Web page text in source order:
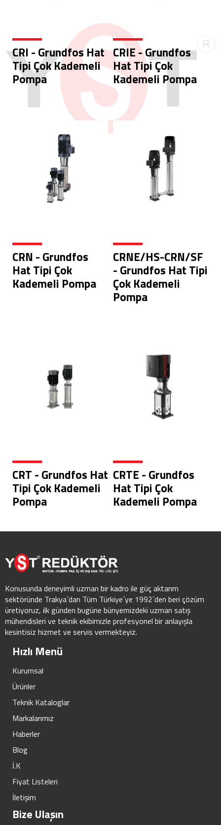
CRI - Grundfos Hat
Tipi Çok Kademeli
Pompa
CRIE - Grundfos
Hat Tipi Çok
Kademeli Pompa
CRN - Grundfos
Hat Tipi Çok
Kademeli Pompa
CRNE/HS-CRN/SF
- Grundfos Hat Tipi
Çok Kademeli
Pompa
CRT - Grundfos Hat
Tipi Çok Kademeli
Pompa
CRTE - Grundfos
Hat Tipi Çok
Kademeli Pompa
Konusunda deneyimli uzman bir kadro ile güç aktarım
sektöründe Trakya´dan Tüm Türkiye´ye 1992´den beri çözüm
üretiyoruz, ilk günden bugüne bünyemizdeki uzman satış
mühendisleri ve teknik ekibimizle profesyonel bir anlayışla
kesintisiz hizmet ve servis vermekteyiz.
Hızlı Menü
Kurumsal
Ürünler
Teknik Kataloglar
Markalarımız
Haberler
Blog
İ.K
Fiyat Listeleri
İletişim
Bize Ulaşın